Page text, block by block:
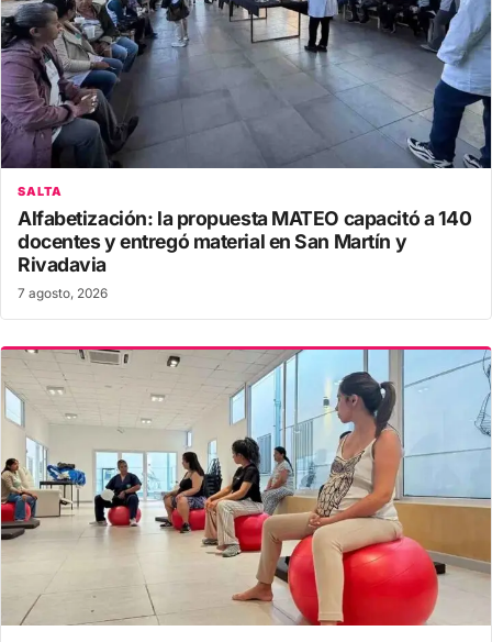
SALTA
Alfabetización: la propuesta MATEO capacitó a 140
docentes y entregó material en San Martín y
Rivadavia
7 agosto, 2026